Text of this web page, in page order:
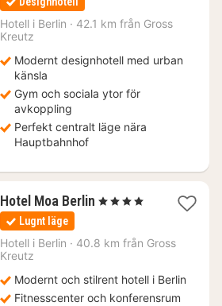
968
Hotell i Berlin · 42.1 km från Gross
Kreutz
Modernt designhotell med urban
känsla
Gym och sociala ytor för
avkoppling
Perfekt centralt läge nära
Hauptbahnhof
Hotel Moa Berlin 2
1136
, 4 Stjärnor
Lugnt läge
Hotell i Berlin · 40.8 km från Gross
Kreutz
Modernt och stilrent hotell i Berlin
Fitnesscenter och konferensrum